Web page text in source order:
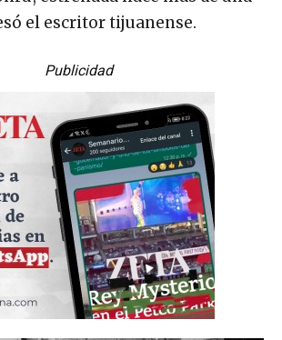
el escritor tijuanense.
Publicidad